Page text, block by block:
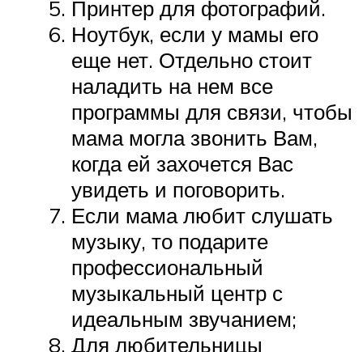
Принтер для фотографий.
Ноутбук, если у мамы его
еще нет. Отдельно стоит
наладить на нем все
программы для связи, чтобы
мама могла звонить Вам,
когда ей захочется Вас
увидеть и поговорить.
Если мама любит слушать
музыку, то подарите
профессиональный
музыкальный центр с
идеальным звучанием;
Для любительницы